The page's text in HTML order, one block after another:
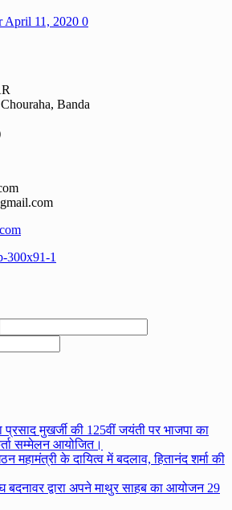
April 11, 2020 0
Banda
प्रसाद मुखर्जी की 125वीं जयंती पर भाजपा का
सम्मेलन आयोजित।
महामंत्री के दायित्व में बदलाव, हितानंद शर्मा की
द्वारा अपने माथुर साहब का आयोजन 29